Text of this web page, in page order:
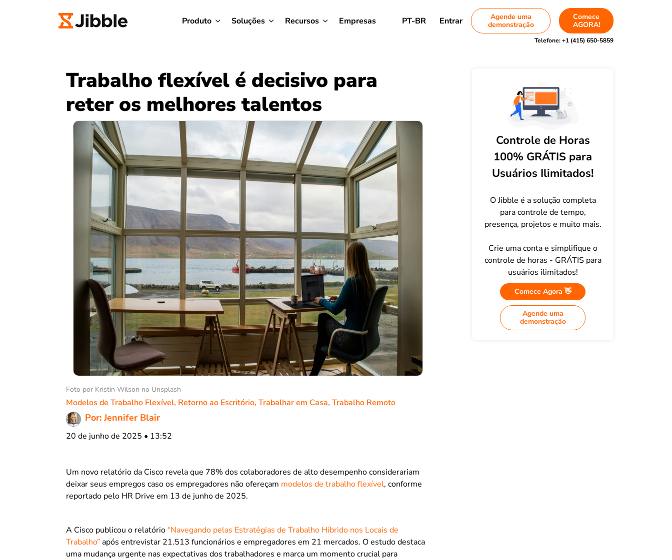
Produto Soluções Recursos Empresas PT-BR Entrar
Agende uma
demonstração
Comece
AGORA!
Telefone:+1 (415) 650-5859
Trabalho flexível é decisivo para
reter os melhores talentos
Foto por Kristin Wilson no Unsplash
Modelos de Trabalho Flexível, Retorno ao Escritório, Trabalhar em Casa, Trabalho Remoto
Por: Jennifer Blair
20 de junho de 2025 • 13:52
Um novo relatório da Cisco revela que 78% dos colaboradores de alto desempenho considerariam
deixar seus empregos caso os empregadores não ofereçam modelos de trabalho flexível, conforme
reportado pelo HR Drive em 13 de junho de 2025.
A Cisco publicou o relatório “Navegando pelas Estratégias de Trabalho Híbrido nos Locais de
Trabalho”após entrevistar 21.513 funcionários e empregadores em 21 mercados. O estudo destaca
uma mudança urgente nas expectativas dos trabalhadores e marca um momento crucial para
Controle de Horas
100% GRÁTIS para
Usuários Ilimitados!
O Jibble é a solução completa
para controle de tempo,
presença, projetos e muito mais.
Crie uma conta e simplifique o
controle de horas - GRÁTIS para
usuários ilimitados!
Comece Agora 👋
Agende uma
demonstração